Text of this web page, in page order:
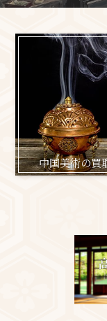
中国美術の買